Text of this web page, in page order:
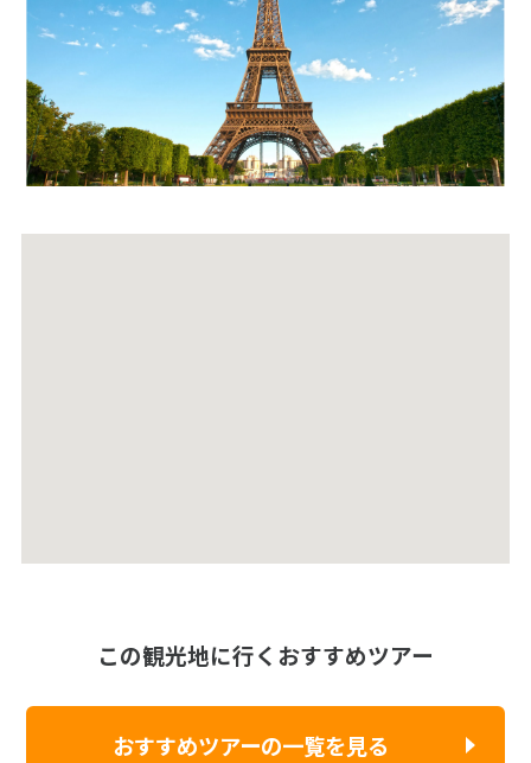
この観光地に行くおすすめツアー
おすすめツアーの一覧を見る